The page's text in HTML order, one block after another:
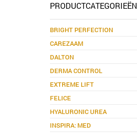
PRODUCTCATEGORIEËN
BRIGHT PERFECTION
CAREZAAM
DALTON
DERMA CONTROL
EXTREME LIFT
FELICE
HYALURONIC UREA
INSPIRA: MED